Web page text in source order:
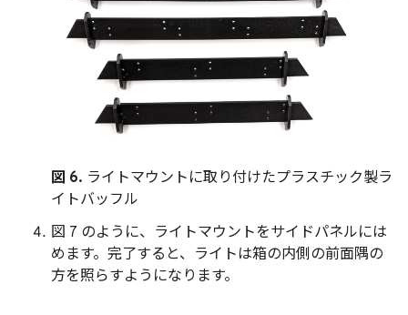
図 6. ライトマウントに取り付けたプラスチック製ラ
イトバッフル
図 7 のように、ライトマウントをサイドパネルには
めます。完了すると、ライトは箱の内側の前面隅の
方を照らすようになります。